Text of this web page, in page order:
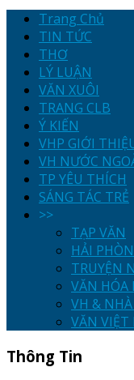
Trang Chủ
TIN TỨC
THƠ
LÝ LUẬN
VĂN XUÔI
TRANG CLB
Ý KIẾN
VHP GIỚI
VH NƯỚC
TP YÊU THÍCH
SÁNG TÁC TRẺ
>>
TẠP VĂN
HẢI
TRUYỆN
VĂN HÓA
VH &
VĂN VIỆT
Thông Tin